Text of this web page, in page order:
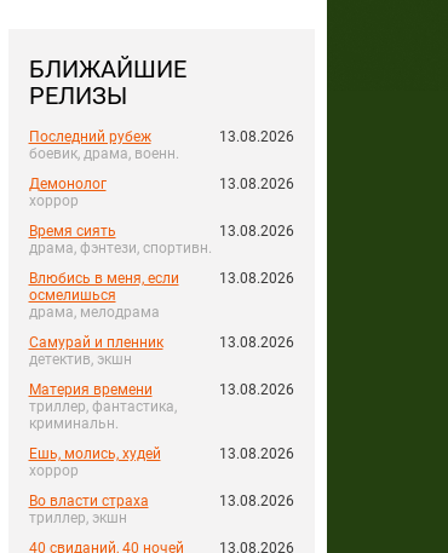
БЛИЖАЙШИЕ
РЕЛИЗЫ
Последний рубеж
боевик, драма, военн.
13.08.2026
Демонолог
хоррор
13.08.2026
Время сиять
драма, фэнтези, спортивн.
13.08.2026
Влюбись в меня, если
осмелишься
драма, мелодрама
13.08.2026
Самурай и пленник
детектив, экшн
13.08.2026
Материя времени
триллер, фантастика,
криминальн.
13.08.2026
Ешь, молись, худей
хоррор
13.08.2026
Во власти страха
триллер, экшн
13.08.2026
40 свиданий, 40 ночей
13.08.2026